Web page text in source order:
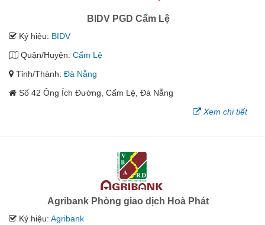
BIDV PGD Cẩm Lệ
Ký hiệu: BIDV
Quận/Huyện: Cẩm Lệ
Tỉnh/Thành: Đà Nẵng
Số 42 Ông Ích Đường, Cẩm Lệ, Đà Nẵng
Xem chi tiết
Agribank Phòng giao dịch Hoà Phát
Ký hiệu: Agribank